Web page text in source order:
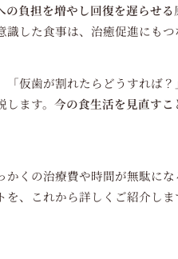
の負担を増やし回復を遅らせる
した食事は、治癒促進にもつ
「仮歯が割れたらどうすれば？
します。今の食生活を見直す
かくの治療費や時間が無駄に
、これから詳しくご紹介しま